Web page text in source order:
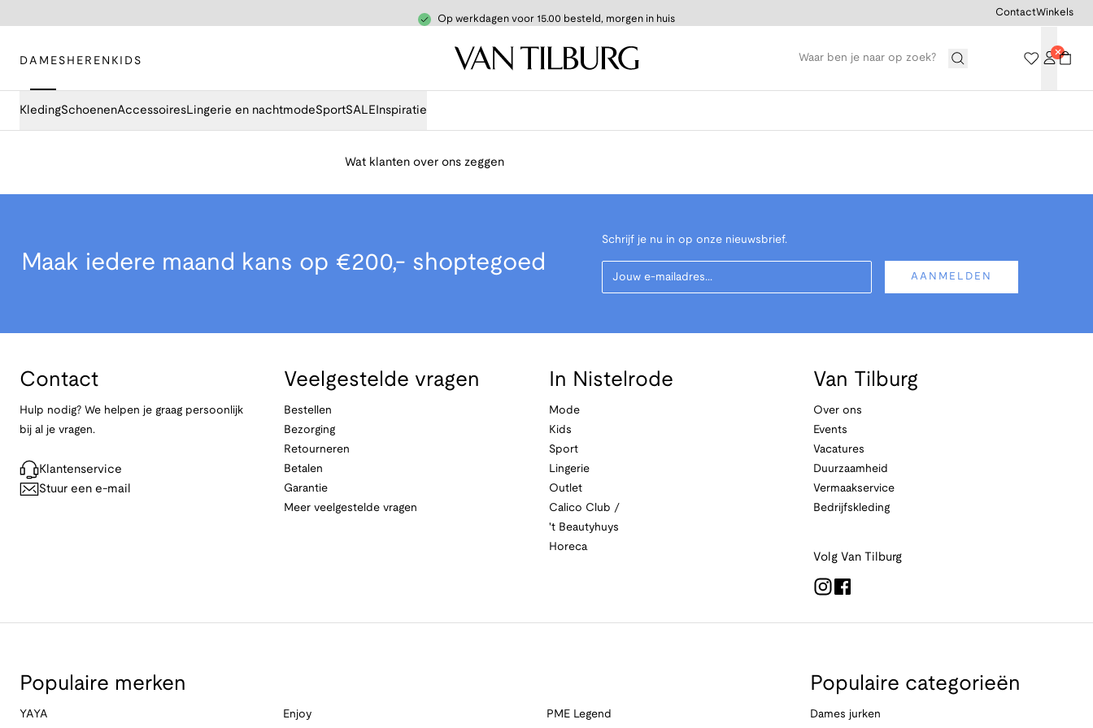
Op werkdagen voor 15.00 besteld, morgen in huis
DAMES HEREN KIDS
KledingSchoenenAccessoiresLingerie en nachtmodeSportSALE Inspiratie
ContactWinkels
Wat klanten over ons zeggen
Maak iedere maand kans op €200,- shoptegoed
Schrijf je nu in op onze nieuwsbrief.
Your Email
AANMELDEN
Contact
Hulp nodig? We helpen je graag persoonlijk
bij al je vragen.
Klantenservice
Stuur een e-mail
Veelgestelde vragen
Bestellen
Bezorging
Retourneren
Betalen
Garantie
Meer veelgestelde vragen
In Nistelrode
Mode
Kids
Sport
Lingerie
Outlet
Calico Club /
't Beautyhuys
Horeca
Van Tilburg
Over ons
Events
Vacatures
Duurzaamheid
Vermaakservice
Bedrijfskleding
Volg Van Tilburg
Populaire merken
YAYA Enjoy PME Legend
Populaire categorieën
Dames jurken